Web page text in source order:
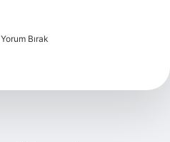
Yorum Bırak